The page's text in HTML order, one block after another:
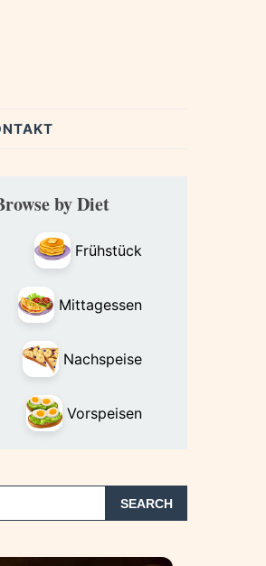
by Diet
Frühstück
Mittagessen
Nachspeise
Vorspeisen